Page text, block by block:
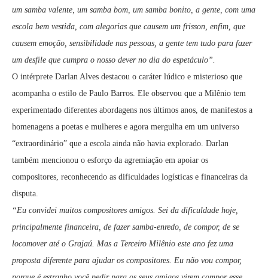
um samba valente, um samba bom, um samba bonito, a gente, com uma
escola bem vestida, com alegorias que causem um frisson, enfim, que
causem emoção, sensibilidade nas pessoas, a gente tem tudo para fazer
um desfile que cumpra o nosso dever no dia do espetáculo”.
O intérprete Darlan Alves destacou o caráter lúdico e misterioso que
acompanha o estilo de Paulo Barros. Ele observou que a Milênio tem
experimentado diferentes abordagens nos últimos anos, de manifestos a
homenagens a poetas e mulheres e agora mergulha em um universo
“extraordinário” que a escola ainda não havia explorado. Darlan
também mencionou o esforço da agremiação em apoiar os
compositores, reconhecendo as dificuldades logísticas e financeiras da
disputa.
“Eu convidei muitos compositores amigos. Sei da dificuldade hoje,
principalmente financeira, de fazer samba-enredo, de compor, de se
locomover até o Grajaú. Mas a Terceiro Milênio este ano fez uma
proposta diferente para ajudar os compositores. Eu não vou compor,